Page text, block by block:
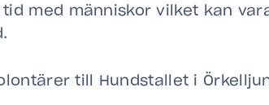
med människor vilket kan
till Hundstallet i